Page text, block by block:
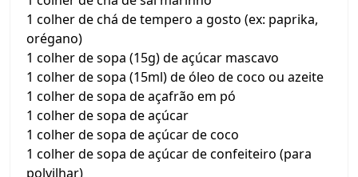
1 colher de chá de tempero a gosto (ex: paprika,
orégano)
1 colher de sopa (15g) de açúcar mascavo
1 colher de sopa (15ml) de óleo de coco ou azeite
1 colher de sopa de açafrão em pó
1 colher de sopa de açúcar
1 colher de sopa de açúcar de coco
1 colher de sopa de açúcar de confeiteiro (para
polvilhar)